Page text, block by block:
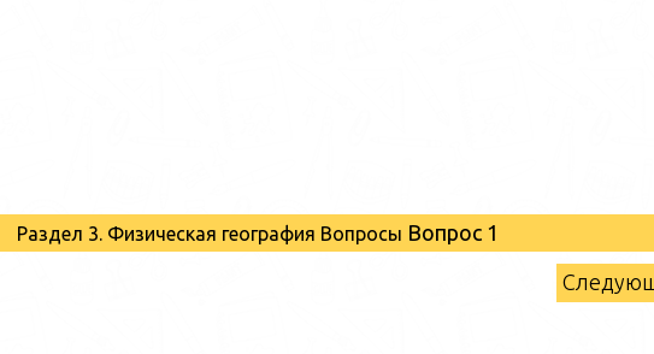
Раздел 3. Физическая география Вопросы Вопрос 1